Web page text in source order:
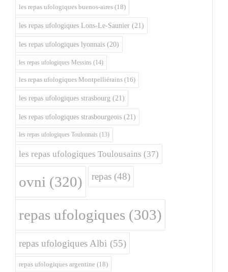
les repas ufologiques buenos-aires (18)
les repas ufologiques Lons-Le-Saunier (21)
les repas ufologiques lyonnais (20)
les repas ufologiques Messins (14)
les repas ufologiques Montpelliérains (16)
les repas ufologiques strasbourg (21)
les repas ufologiques strasbourgeois (21)
les repas ufologiques Toulonnais (13)
les repas ufologiques Toulousains (37)
ovni (320) repas (48)
repas ufologiques (303)
repas ufologiques Albi (55)
repas ufologiques argentine (18)